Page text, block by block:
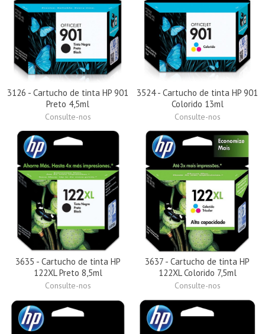
3126 - Cartucho de tinta HP 901
Preto 4,5ml
Consulte-nos
3524 - Cartucho de tinta HP 901
Colorido 13ml
Consulte-nos
3635 - Cartucho de tinta HP
122XL Preto 8,5ml
Consulte-nos
3637 - Cartucho de tinta HP
122XL Colorido 7,5ml
Consulte-nos